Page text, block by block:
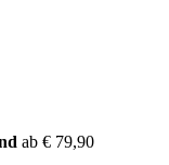
ab € 79,90